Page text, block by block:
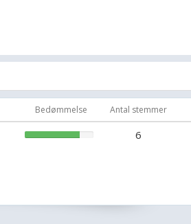
Bedømmelse Antal stemmer
6